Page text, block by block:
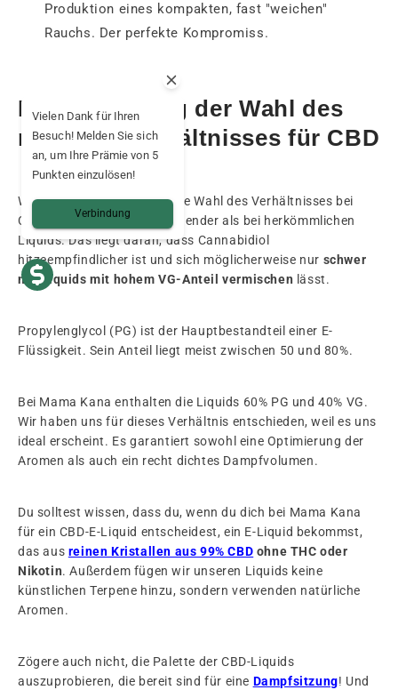
Produktion eines kompakten, fast "weichen"
Rauchs. Der perfekte Kompromiss.
Die Bedeutung der Wahl des
richtigen Verhältnisses für CBD
Wenn es um CBD geht, ist die Wahl des Verhältnisses bei
CBD-Liquids noch entscheidender als bei herkömmlichen
Liquids. Das liegt daran, dass Cannabidiol
hitzeempfindlicher ist und sich möglicherweise nur schwer
mit Liquids mit hohem VG-Anteil vermischen lässt.
Propylenglycol (PG) ist der Hauptbestandteil einer E-
Flüssigkeit. Sein Anteil liegt meist zwischen 50 und 80%.
Bei Mama Kana enthalten die Liquids 60% PG und 40% VG.
Wir haben uns für dieses Verhältnis entschieden, weil es uns
ideal erscheint. Es garantiert sowohl eine Optimierung der
Aromen als auch ein recht dichtes Dampfvolumen.
Du solltest wissen, dass du, wenn du dich bei Mama Kana
für ein CBD-E-Liquid entscheidest, ein E-Liquid bekommst,
das aus reinen Kristallen aus 99% CBD ohne THC oder
Nikotin. Außerdem fügen wir unseren Liquids keine
künstlichen Terpene hinzu, sondern verwenden natürliche
Aromen.
Zögere auch nicht, die Palette der CBD-Liquids
auszuprobieren, die bereit sind für eine Dampfsitzung! Und
Vielen Dank für Ihren
Besuch! Melden Sie sich
an, um Ihre Prämie von 5
Punkten einzulösen!
Verbindung